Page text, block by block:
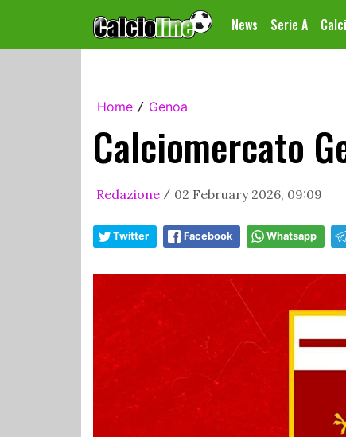
News Serie A
Home / Genoa
Calciomercato
Redazione / 02 February 2026, 09:09
Twitter Facebook Whatsapp